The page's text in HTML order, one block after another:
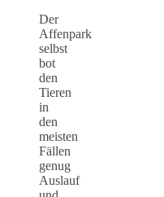
Der
Affenpark
selbst
bot
den
Tieren
in
den
meisten
Fällen
genug
Auslauf